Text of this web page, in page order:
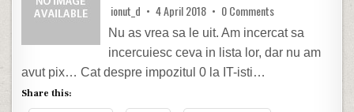
ionut_d 4 April 2018 0 Commentson Primisiuni
Nu as vrea sa le uit. Am incercat sa
incercuiesc ceva in lista lor, dar nu am
avut pix… Cat despre impozitul 0 la IT-isti…
Share this: